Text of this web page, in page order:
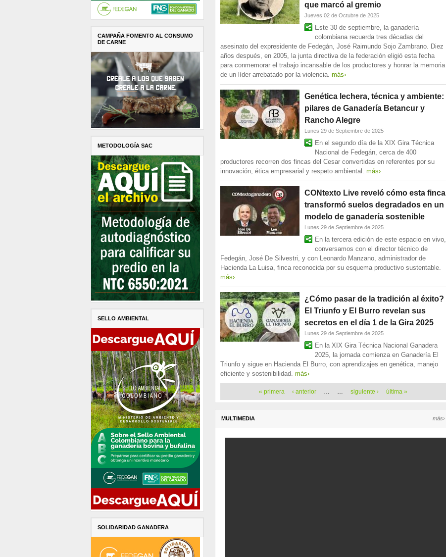
CAMPAÑA FOMENTO AL CONSUMO
DE CARNE
METODOLOGÍA SAC
SELLO AMBIENTAL
SOLIDARIDAD GANADERA
que marcó al gremio
Jueves 02 de Octubre de 2025
Este 30 de septiembre, la ganadería
colombiana recuerda tres décadas del
asesinato del expresidente de Fedegán, José Raimundo Sojo Zambrano. Diez
años después, en 2005, la junta directiva de la federación eligió esta fecha
para conmemorar el trabajo incansable de los productores y honrar la memoria
de un líder arrebatado por la violencia. más›
Genética lechera, técnica y ambiente:
pilares de Ganadería Betancur y
Rancho Alegre
Lunes 29 de Septiembre de 2025
En el segundo día de la XIX Gira Técnica
Nacional de Fedegán, cerca de 400
productores recorren dos fincas del Cesar convertidas en referentes por su
innovación, ética empresarial y respeto ambiental. más›
CONtexto Live reveló cómo esta finca
transformó suelos degradados en un
modelo de ganadería sostenible
Lunes 29 de Septiembre de 2025
En la tercera edición de este espacio en vivo,
conversamos con el director técnico de
Fedegán, José De Silvestri, y con Leonardo Manzano, administrador de
Hacienda La Luisa, finca reconocida por su esquema productivo sustentable.
más›
¿Cómo pasar de la tradición al éxito?
El Triunfo y El Burro revelan sus
secretos en el día 1 de la Gira 2025
Lunes 29 de Septiembre de 2025
En la XIX Gira Técnica Nacional Ganadera
2025, la jornada comienza en Ganadería El
Triunfo y sigue en Hacienda El Burro, con aprendizajes en genética, manejo
eficiente y sostenibilidad. más›
Páginas « primera ‹ anterior … … siguiente › última »
MULTIMEDIA más›